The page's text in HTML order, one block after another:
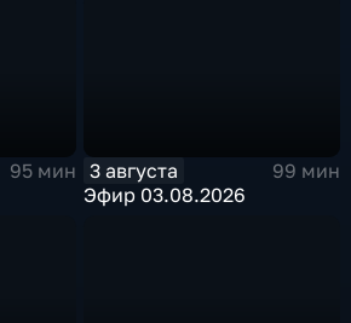
95 мин
3 августа
99 мин
Эфир 03.08.2026